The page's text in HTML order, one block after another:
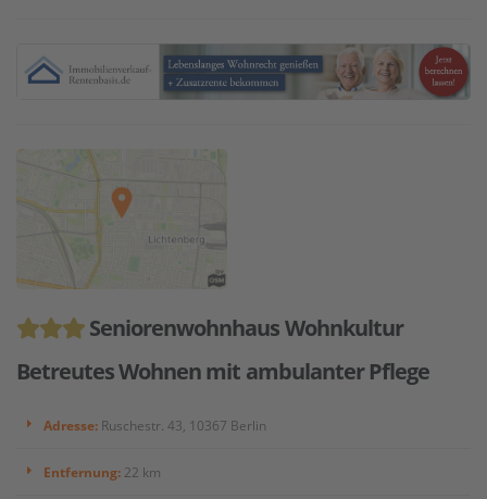
Seniorenwohnhaus Wohnkultur
Betreutes Wohnen mit ambulanter Pflege
Adresse: Ruschestr. 43, 10367 Berlin
Entfernung: 22 km